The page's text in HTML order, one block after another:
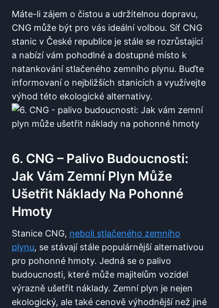
Máte-li zájem o čistou a udržitelnou dopravu,
CNG může být pro vás ideální volbou. Síť CNG
stanic v České republice je stále se rozrůstající
a nabízí vám pohodlné a dostupné místo k
natankování stlačeného zemního plynu. Buďte
informovaní o nejbližších stanicích a využívejte
výhod této ekologické alternativy.
6. CNG – Palivo Budoucnosti:
Jak Vám Zemní Plyn Může
Ušetřit Náklady Na Pohonné
Hmoty
Stanice CNG, neboli stlačeného zemního
plynu, se stávají stále populárnější alternativou
pro pohonné hmoty. Jedná se o palivo
budoucnosti, které může majitelům vozidel
výrazně ušetřit náklady. Zemní plyn je nejen
ekologický, ale také cenově výhodnější než jiné